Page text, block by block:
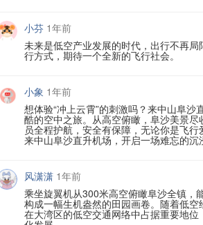
小芬 1年前
未来是低空产业发展的时代，出行不再
行方式，期待一个全新的飞行社会。
小象 1年前
想体验“冲上云霄”的刺激吗？来中山阜
酷的空中之旅。从高空俯瞰，阜沙美景
员全程护航，安全有保障，无论你是飞
来中山阜沙直升机场，开启一场难忘的沉
风潇潇 1年前
乘坐旋翼机从300米高空俯瞰阜沙全镇，
构成一幅生机盎然的田园画卷。随着低
在大湾区的低空交通网络中占据重要地